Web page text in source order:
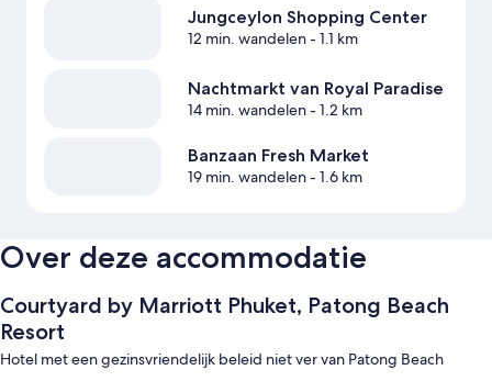
Jungceylon Shopping Center
12 min. wandelen- 1.1 km
Nachtmarkt van Royal Paradise
14 min. wandelen- 1.2 km
Banzaan Fresh Market
19 min. wandelen- 1.6 km
Over deze accommodatie
Courtyard by Marriott Phuket, Patong Beach
Resort
Hotel met een gezinsvriendelijk beleid niet ver van Patong Beach